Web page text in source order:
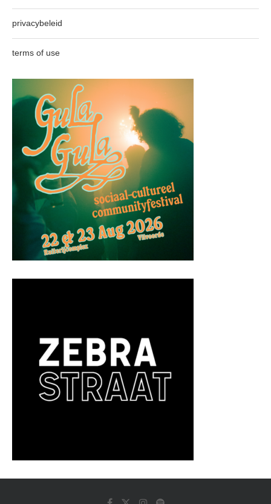
privacybeleid
terms of use